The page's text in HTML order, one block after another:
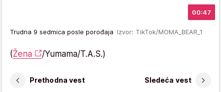
00:47
Trudna 9 sedmica posle porođaja Izvor: TikTok/MOMA_BEAR_1
(Žena /Yumama/T.A.S.)
Prethodna vest Sledeća vest